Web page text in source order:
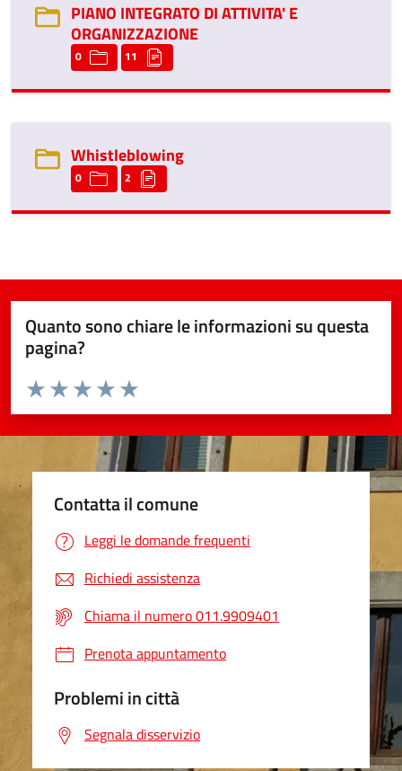
PIANO INTEGRATO DI ATTIVITA' E
ORGANIZZAZIONE
0 11
Whistleblowing
0 2
Quanto sono chiare le informazioni su questa
pagina?
Valuta da 1 a 5 stelle la pagina
Valuta 5 stelle su 5
Valuta 4 stelle su 5
Valuta 3 stelle su 5
Valuta 2 stelle su 5
Valuta 1 stelle su 5
Contatta il comune
Leggi le domande frequenti
Richiedi assistenza
Chiama il numero 011.9909401
Prenota appuntamento
Problemi in città
Segnala disservizio